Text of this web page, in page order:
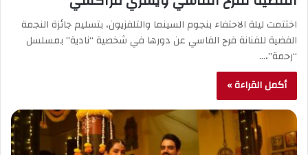
اختتمت ليلة الاحتفاء بنجوم السينما والتلفزيون، بتسليم جائزة النجمة
الفضية للفنانة فرح الفاسي عن دورها في شخصية “نادية” بمسلسل
“رحمة”،…
أكمل القراءة »